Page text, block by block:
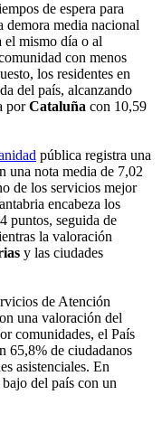
de espera para
demora media nacional
el mismo día o al
con menos
los residentes en
del país, alcanzando
porCataluña con 10,59
pública registra una
una nota media de 7,02
de los servicios mejor
encabeza los
puntos, seguida de
la valoración
y las ciudades
de Atención
una valoración del
comunidades, el País
65,8% de ciudadanos
asistenciales. En
del país con un